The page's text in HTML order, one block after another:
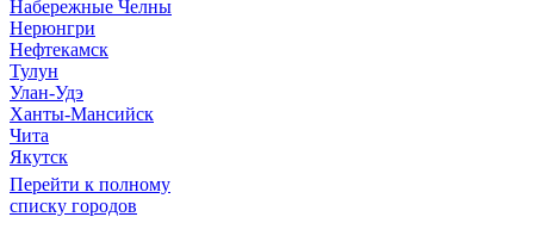
Набережные Челны
Нерюнгри
Нефтекамск
Тулун
Улан-Удэ
Ханты-Мансийск
Чита
Якутск
Перейти к полному
списку городов